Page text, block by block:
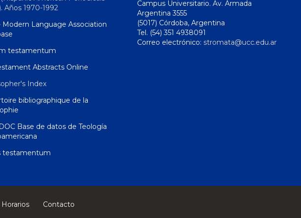
Años 1970-1992
Modern Language Association
testamentum
Abstracts Online
Index
bibliographique de la
Base de datos de Teología
testamentum
Campus Universitario. Av. Armada
Argentina 3555
(5017) Córdoba, Argentina
Tel. (54) 351 4938091
Correo electrónico: stromata@ucc.edu.ar
Horarios
Contacto